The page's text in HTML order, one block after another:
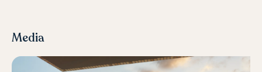
Media